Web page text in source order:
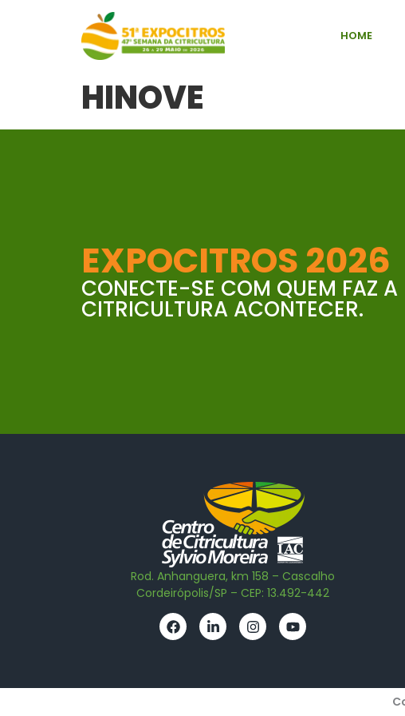
HOME
HINOVE
EXPOCITROS 2026
CONECTE-SE COM QUEM FAZ A
CITRICULTURA ACONTECER.
Rod. Anhanguera, km 158 – Cascalho
Cordeirópolis/SP – CEP: 13.492-442